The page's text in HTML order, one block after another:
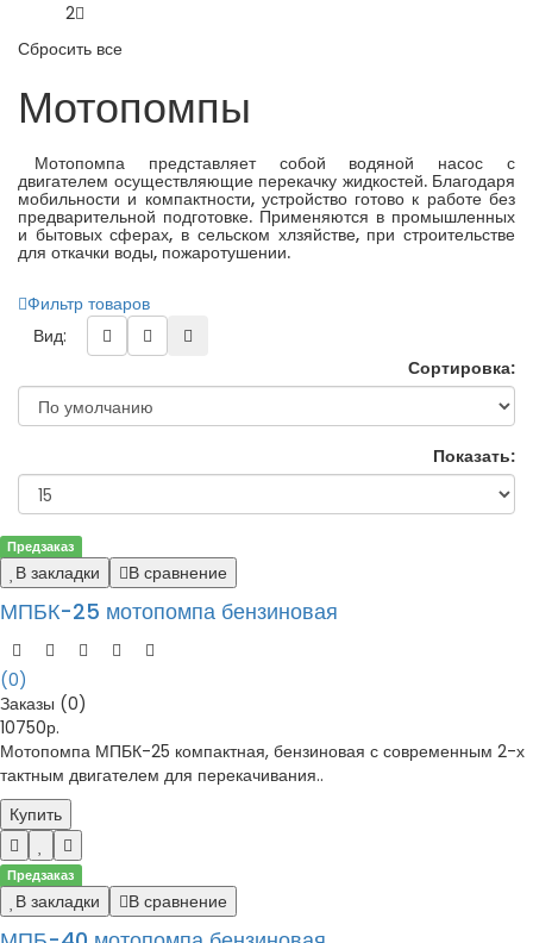
2
Сбросить все
Мотопомпы
Мотопомпа представляет собой водяной насос с
двигателем осуществляющие перекачку жидкостей. Благодаря
мобильности и компактности, устройство готово к работе без
предварительной подготовке. Применяются в промышленных
и бытовых сферах, в сельском хлзяйстве, при строительстве
для откачки воды, пожаротушении.
Фильтр товаров
Вид:
Сортировка:
Показать:
Предзаказ
В закладки В сравнение
МПБК-25 мотопомпа бензиновая
(0)
Заказы (0)
10750р.
Мотопомпа МПБК-25 компактная, бензиновая с современным 2-х
тактным двигателем для перекачивания..
Купить
Предзаказ
В закладки В сравнение